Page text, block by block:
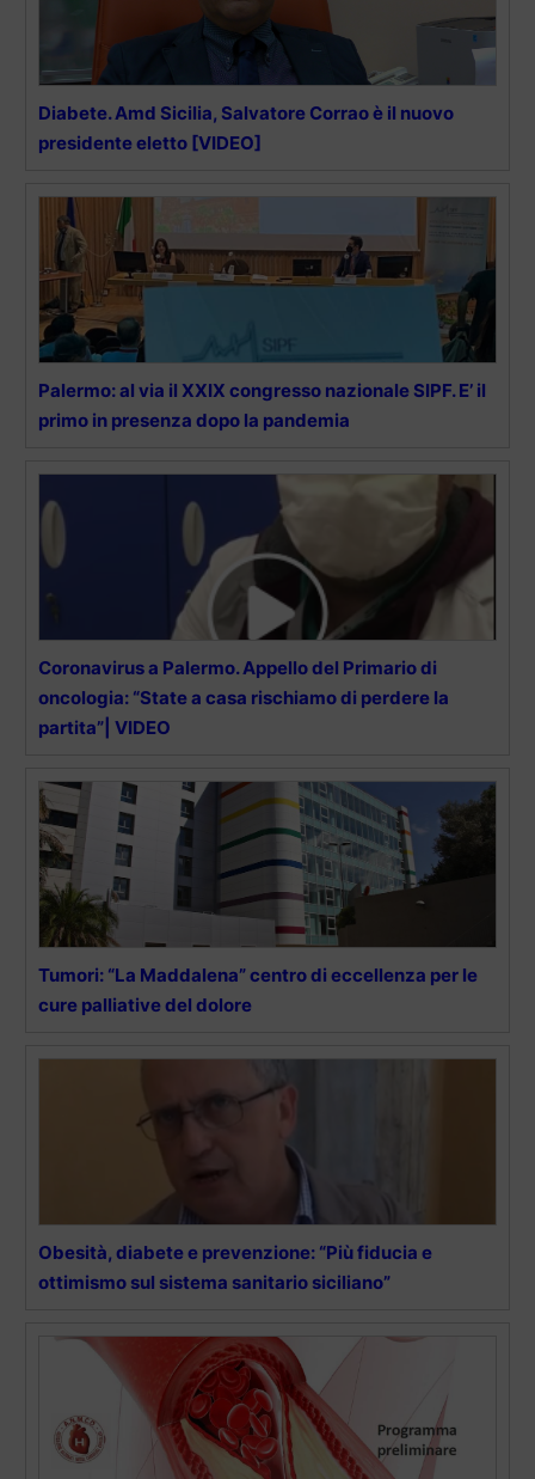
Diabete. Amd Sicilia, Salvatore Corrao è il nuovo
presidente eletto [VIDEO]
Palermo: al via il XXIX congresso nazionale SIPF. E’ il
primo in presenza dopo la pandemia
Coronavirus a Palermo. Appello del Primario di
oncologia: “State a casa rischiamo di perdere la
partita”| VIDEO
Tumori: “La Maddalena” centro di eccellenza per le
cure palliative del dolore
Obesità, diabete e prevenzione: “Più fiducia e
ottimismo sul sistema sanitario siciliano”